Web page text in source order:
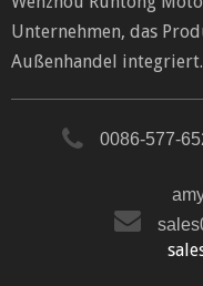
Unternehmen, das
Außenhandel integriert.
0086-577-